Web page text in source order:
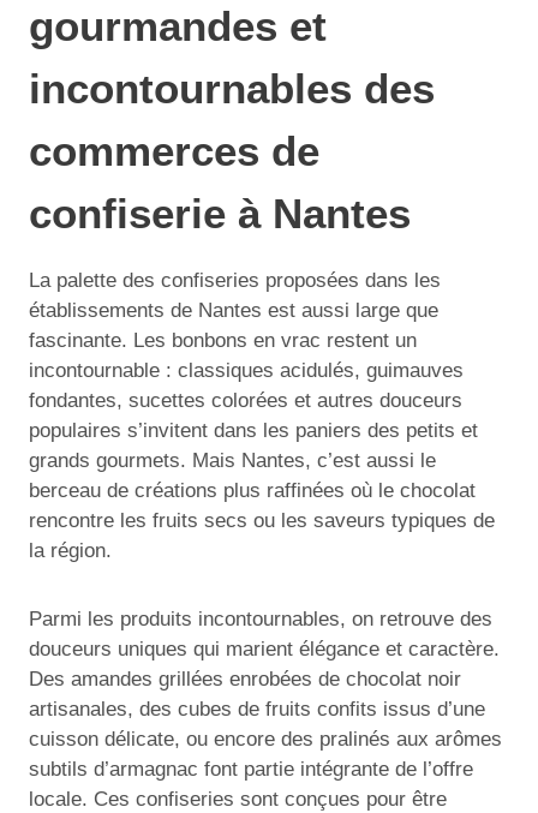
gourmandes et
incontournables des
commerces de
confiserie à Nantes
La palette des confiseries proposées dans les
établissements de Nantes est aussi large que
fascinante. Les bonbons en vrac restent un
incontournable : classiques acidulés, guimauves
fondantes, sucettes colorées et autres douceurs
populaires s’invitent dans les paniers des petits et
grands gourmets. Mais Nantes, c’est aussi le
berceau de créations plus raffinées où le chocolat
rencontre les fruits secs ou les saveurs typiques de
la région.
Parmi les produits incontournables, on retrouve des
douceurs uniques qui marient élégance et caractère.
Des amandes grillées enrobées de chocolat noir
artisanales, des cubes de fruits confits issus d’une
cuisson délicate, ou encore des pralinés aux arômes
subtils d’armagnac font partie intégrante de l’offre
locale. Ces confiseries sont conçues pour être